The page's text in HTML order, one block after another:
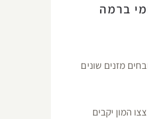
ברמה
מזנים שונים
המון יקבים